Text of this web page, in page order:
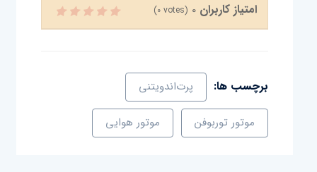
امتیاز کاربران 0
(0 votes)
برچسب ها: پرت‌اندویتنی
موتور توربوفن موتور هوایی